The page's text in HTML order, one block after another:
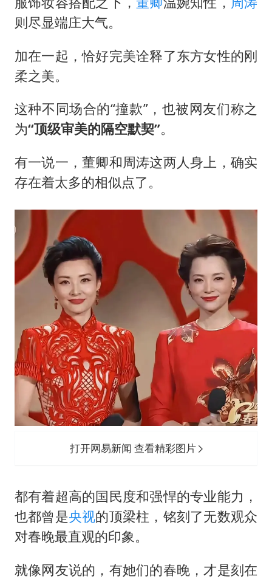
则尽显端庄大气。
加在一起，恰好完美诠释了东方女性的刚
柔之美。
这种不同场合的“撞款”，也被网友们称之
为“顶级审美的隔空默契”。
有一说一，董卿和周涛这两人身上，确实
存在着太多的相似点了。
打开网易新闻 查看精彩图片
都有着超高的国民度和强悍的专业能力，
也都曾是央视的顶梁柱，铭刻了无数观众
对春晚最直观的印象。
就像网友说的，有她们的春晚，才是刻在